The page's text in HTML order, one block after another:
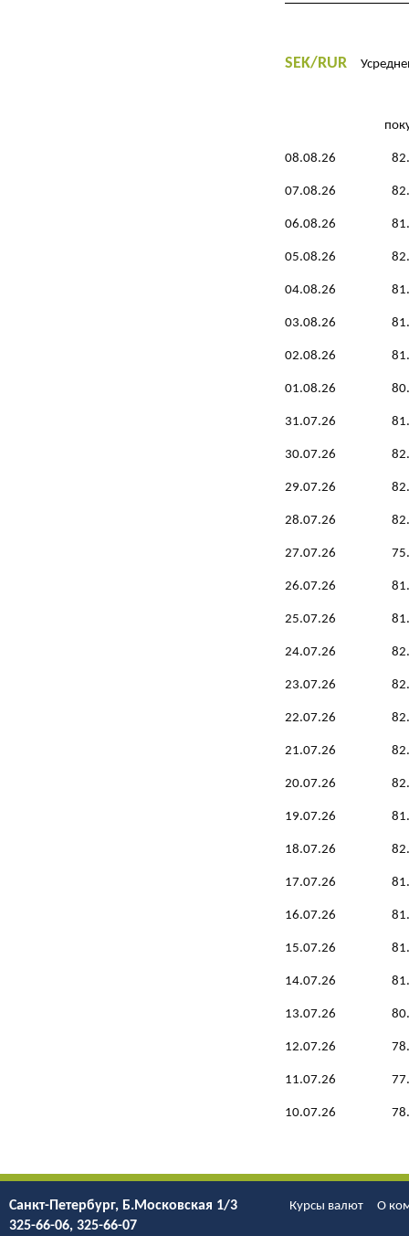
SEK/RUR
08.08.26
07.08.26
06.08.26
05.08.26
04.08.26
03.08.26
02.08.26
01.08.26
31.07.26
30.07.26
29.07.26
28.07.26
27.07.26
26.07.26
25.07.26
24.07.26
23.07.26
22.07.26
21.07.26
20.07.26
19.07.26
18.07.26
17.07.26
16.07.26
15.07.26
14.07.26
13.07.26
12.07.26
11.07.26
10.07.26
Санкт-Петербург, Б.Моcковская 1/3
325-66-06, 325-66-07
Курсы валют О